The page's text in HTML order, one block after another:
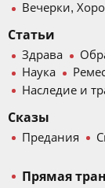
Вечерки,
Статьи
Здрава
Наука
Наследие и
Сказы
Предания
Прямая